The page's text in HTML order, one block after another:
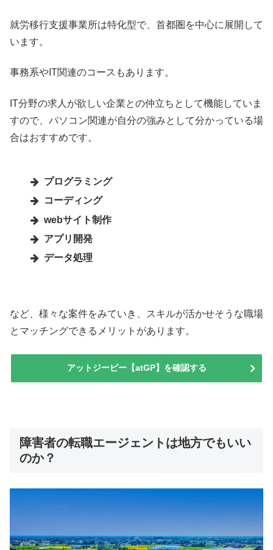
就労移行支援事業所は特化型で、首都圏を中心に展開して
います。
事務系やIT関連のコースもあります。
IT分野の求人が欲しい企業との仲立ちとして機能していま
すので、パソコン関連が自分の強みとして分かっている場
合はおすすめです。
プログラミング
コーディング
webサイト制作
アプリ開発
データ処理
など、様々な案件をみていき、スキルが活かせそうな職場
とマッチングできるメリットがあります。
アットジーピー【atGP】を確認する
障害者の転職エージェントは地方でもいい
のか？